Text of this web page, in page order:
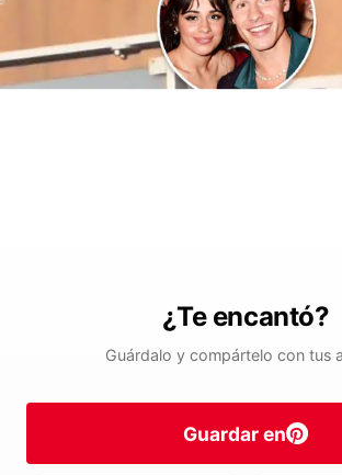
¿Te encantó?
Guárdalo y compártelo con tus
Guardar en